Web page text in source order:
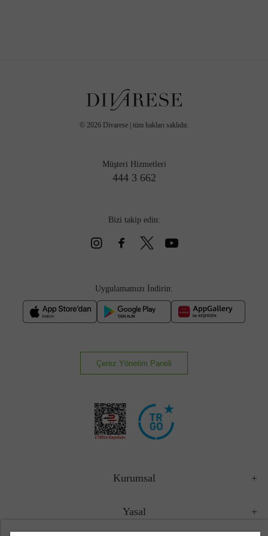
© 2026 Divarese | tüm hakları saklıdır.
Müşteri Hizmetleri
444 3 662
Bizi takip edin:
Uygulamamızı İndirin:
Çerez Yönetim Paneli
Kurumsal
Yasal